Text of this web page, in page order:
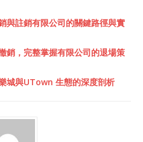
與註銷有限公司的關鍵路徑與實
銷，完整掌握有限公司的退場策
城與UTown 生態的深度剖析